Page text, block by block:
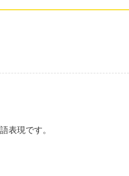
表現です。